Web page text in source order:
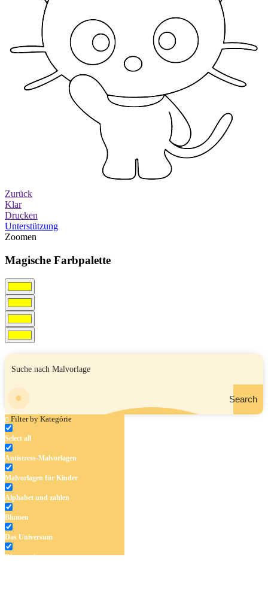
Zurück
Klar
Drucken
Unterstützung
Zoomen
Magische Farbpalette
Search
Filter by Kategórie
Select all
Antistress-Malvorlagen
Malvorlagen für Kinder
Alphabet und zahlen
Blumen
Das Universum
Dinosaurier